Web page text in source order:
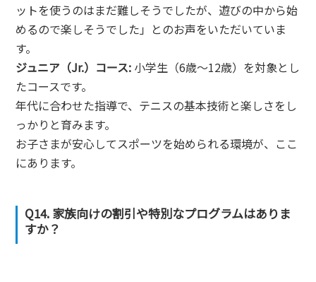
ットを使うのはまだ難しそうでしたが、遊びの中から始
めるので楽しそうでした」とのお声をいただいていま
す。
ジュニア（Jr.）コース: 小学生（6歳～12歳）を対象とし
たコースです。
年代に合わせた指導で、テニスの基本技術と楽しさをし
っかりと育みます。
お子さまが安心してスポーツを始められる環境が、ここ
にあります。
Q14. 家族向けの割引や特別なプログラムはありま
すか？